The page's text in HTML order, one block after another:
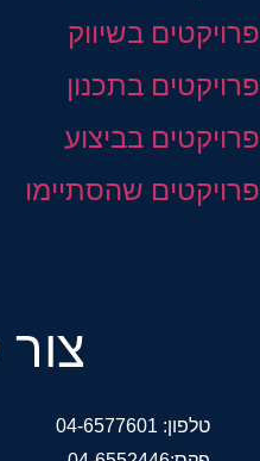
פרויקטים בשיווק
פרויקטים בתכנון
פרויקטים בביצוע
פרויקטים שהסתיימו
צור
טלפון: 04-6577601